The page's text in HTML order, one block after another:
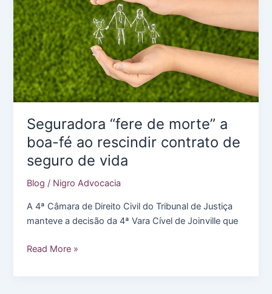
Seguradora “fere de morte” a
boa-fé ao rescindir contrato de
seguro de vida
Blog / Nigro Advocacia
A 4ª Câmara de Direito Civil do Tribunal de Justiça
manteve a decisão da 4ª Vara Cível de Joinville que
Seguradora
Read More »